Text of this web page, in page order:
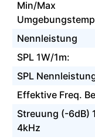
Min/Max
Nennleistung
SPL 1W/1m:
SPL
Effektive Freq.
Streuung (-6dB)
4kHz